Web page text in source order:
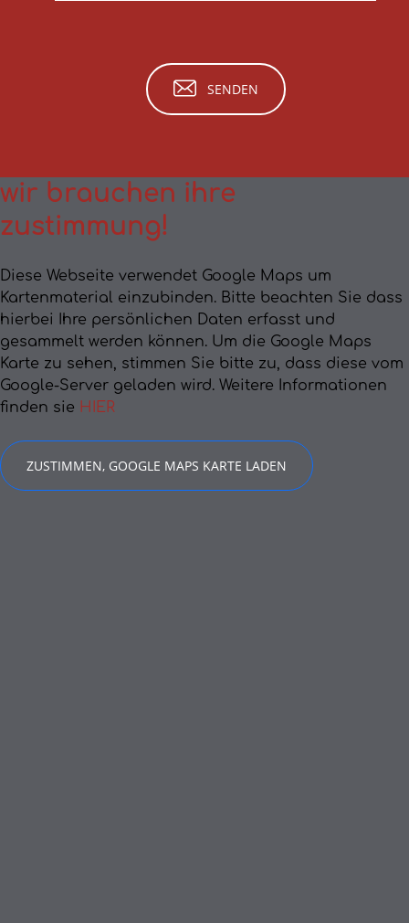
SENDEN
wir brauchen ihre
zustimmung!
Diese Webseite verwendet Google Maps um
Kartenmaterial einzubinden. Bitte beachten Sie dass
hierbei Ihre persönlichen Daten erfasst und
gesammelt werden können. Um die Google Maps
Karte zu sehen, stimmen Sie bitte zu, dass diese vom
Google-Server geladen wird. Weitere Informationen
finden sie HIER